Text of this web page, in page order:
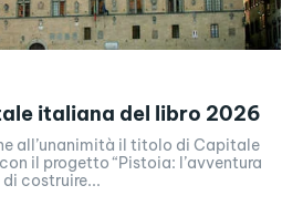
italiana del libro 2026
all’unanimità il titolo di Capitale
il progetto “Pistoia: l’avventura
costruire...